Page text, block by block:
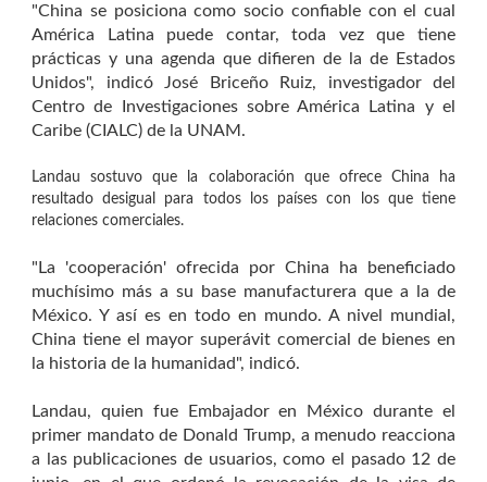
"China se posiciona como socio confiable con el cual
América Latina puede contar, toda vez que tiene
prácticas y una agenda que difieren de la de Estados
Unidos", indicó José Briceño Ruiz, investigador del
Centro de Investigaciones sobre América Latina y el
Caribe (CIALC) de la UNAM.
Landau sostuvo que la colaboración que ofrece China ha
resultado desigual para todos los países con los que tiene
relaciones comerciales.
"La 'cooperación' ofrecida por China ha beneficiado
muchísimo más a su base manufacturera que a la de
México. Y así es en todo en mundo. A nivel mundial,
China tiene el mayor superávit comercial de bienes en
la historia de la humanidad", indicó.
Landau, quien fue Embajador en México durante el
primer mandato de Donald Trump, a menudo reacciona
a las publicaciones de usuarios, como el pasado 12 de